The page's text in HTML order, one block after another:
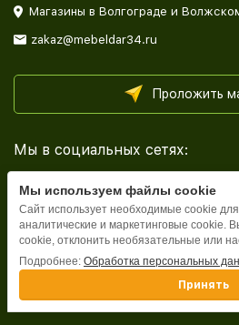
Магазины в Волгограде и
zakaz@mebeldar34.ru
Проложить
Мы в социальных сетях:
Каталог
Мы используем файлы cookie
Сайт использует необходимые cookie
аналитические и маркетинговые cookie.
cookie, отклонить необязательные или
Подробнее: Обработка персональных
Принять